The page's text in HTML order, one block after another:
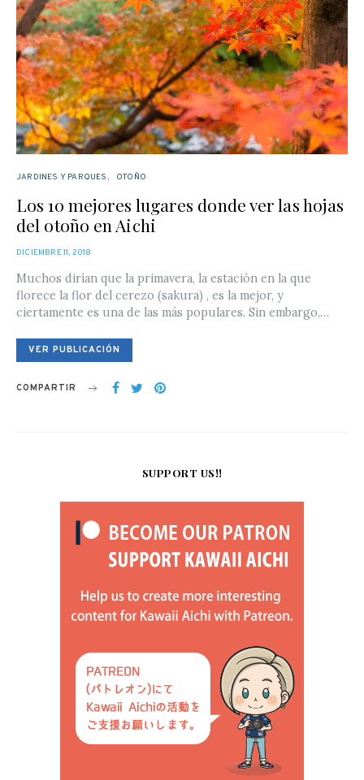
JARDINES Y PARQUES OTOÑO
Los 10 mejores lugares donde ver las hojas
del otoño en Aichi
POSTED
DICIEMBRE 11, 2018
Muchos dirían que la primavera, la estación en la que
florece la flor del cerezo (sakura) , es la mejor, y
ciertamente es una de las más populares. Sin embargo,…
VER PUBLICACIÓN
COMPARTIR
SUPPORT US!!